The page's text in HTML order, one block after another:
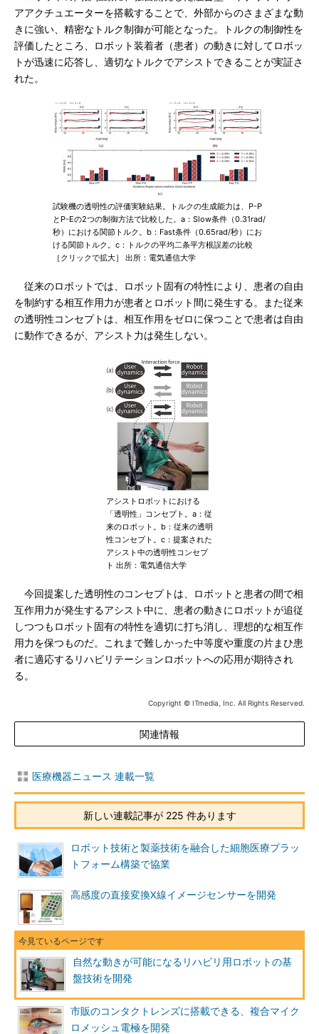
アアクチュエーターを搭載することで、外部からのさまざまな動
きに強い、精密なトルク制御が可能となった。トルクの制御性を
評価したところ、ロボット装着者（患者）の動きに対してロボッ
トが迅速に応答し、適切なトルクでアシストできることが実証さ
れた。
試験機の透明性の評価実験結果。トルクの生成能力は、P-P
とP-Eの2つの制御方法で比較した。a：Slow条件（0.31rad/
秒）における関節トルク。b：Fast条件（0.65rad/秒）にお
ける関節トルク。c：トルクの平均二条平方根誤差の比較
［クリックで拡大］ 出所：電気通信大学
従来のロボットでは、ロボット固有の特性により、患者の自由
を制約する相互作用力が患者とロボット間に発生する。また従来
の透明性コンセプトは、相互作用をゼロに保つことで患者は自由
に動作できるが、アシスト力は発生しない。
アシストロボットにおける
「透明性」コンセプト。a：従
来のロボット。b：従来の透明
性コンセプト。c：提案された
アシスト中の透明性コンセプ
ト 出所：電気通信大学
今回提案した透明性のコンセプトは、ロボットと患者の間で相
互作用力が発生するアシスト中に、患者の動きにロボットが追従
しつつもロボット固有の特性を適切に打ち消し、理想的な相互作
用力を保つものだ。これまで難しかった中等度や重度の片まひ患
者に適応するリハビリテーションロボットへの応用が期待され
る。
Copyright © ITmedia, Inc. All Rights Reserved.
関連情報
医療機器ニュース 連載一覧
新しい連載記事が 225 件あります
ロボット技術と製薬技術を融合した細胞医療プラッ
トフォーム構築で協業
高感度の直接変換X線イメージセンサーを開発
自然な動きが可能になるリハビリ用ロボットの基
盤技術を開発
市販のコンタクトレンズに搭載できる、複合マイク
ロメッシュ電極を開発